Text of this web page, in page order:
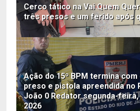
Cerco tático na Vai Quem
três presos e um ferido após
Ação do 15º BPM termina
preso e pistola apreendida no
João 0 Redator segunda-feira,
2026